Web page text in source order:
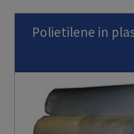
Polietilene in